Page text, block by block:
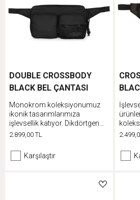
DOUBLE CROSSBODY
BLACK BEL ÇANTASI
Monokrom koleksiyonumuz
ikonik tasarımlarımıza
işlevsellik katıyor. Dikdörtgen
tasarımlı bel çantamızın ön
iki adet cep bulunur, sırt paneli
dolguludur ve ayarlanabilir
2.899,00 TL
Karşılaştır